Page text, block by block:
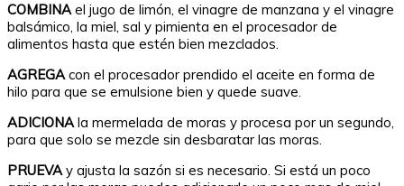
COMBINAel jugo de limón, el vinagre de manzana y el vinagre
balsámico, la miel, sal y pimienta en el procesador de
alimentos hasta que estén bien mezclados.
AGREGAcon el procesador prendido el aceite en forma de
hilo para que se emulsione bien y quede suave.
ADICIONAla mermelada de moras y procesa por un segundo,
para que solo se mezcle sin desbaratar las moras.
PRUEVAy ajusta la sazón si es necesario. Si está un poco